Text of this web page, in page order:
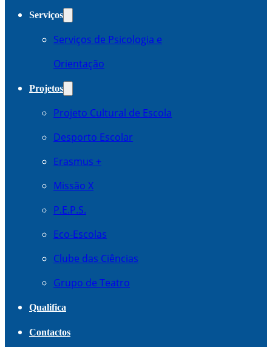
Serviços
Serviços de Psicologia e
Orientação
Projetos
Projeto Cultural de Escola
Desporto Escolar
Erasmus +
Missão X
P.E.P.S.
Eco-Escolas
Clube das Ciências
Grupo de Teatro
Qualifica
Contactos